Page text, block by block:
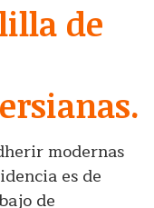
de
modernas
es de
de